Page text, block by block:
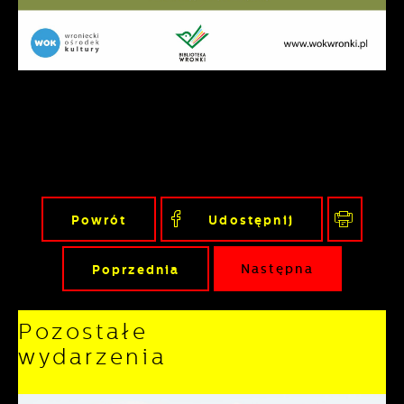
Powrót Udostępnij
Poprzednia Następna
Pozostałe
wydarzenia